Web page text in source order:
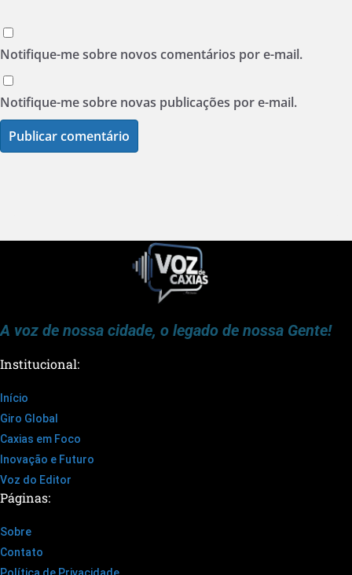
Notifique-me sobre novos comentários por e-mail.
Notifique-me sobre novas publicações por e-mail.
A voz de nossa cidade, o legado de nossa Gente!
Institucional:
Início
Giro Global
Caxias em Foco
Inovação e Futuro
Voz do Editor
Páginas:
Sobre
Contato